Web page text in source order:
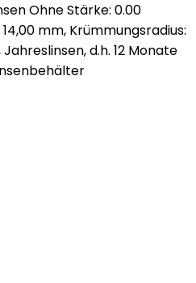
Ohne Stärke: 0.00
mm, Krümmungsradius:
d.h. 12 Monate